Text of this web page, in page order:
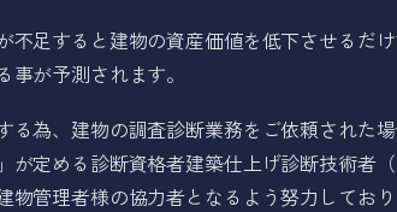
不足すると建物の資産価値を低下させるだ
が予測されます。
る為、建物の調査診断業務をご依頼された
が定める診断資格者建築仕上げ診断技術者
管理者様の協力者となるよう努力しており